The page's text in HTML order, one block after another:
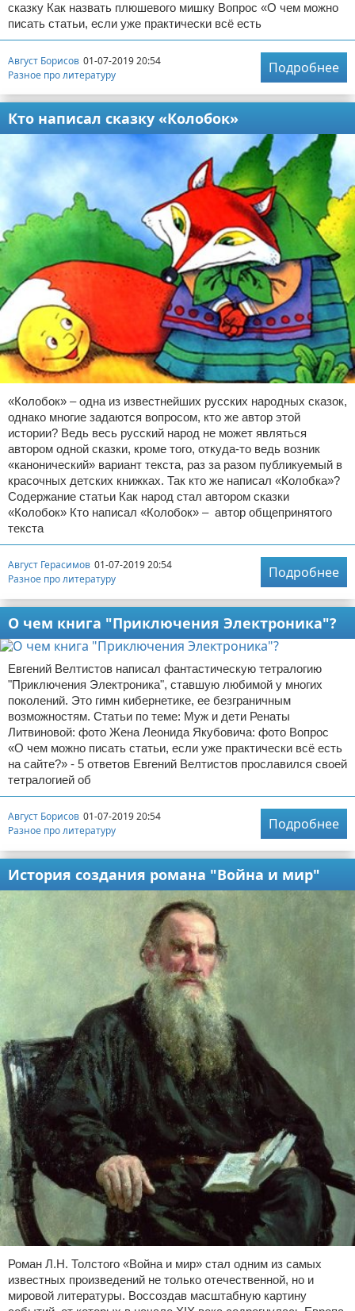
сказку Как назвать плюшевого мишку Вопрос «О чем можно
писать статьи, если уже практически всё есть
Август Борисов 01-07-2019 20:54
Разное про литературу
Подробнее
Кто написал сказку «Колобок»
«Колобок» – одна из известнейших русских народных сказок,
однако многие задаются вопросом, кто же автор этой
истории? Ведь весь русский народ не может являться
автором одной сказки, кроме того, откуда-то ведь возник
«канонический» вариант текста, раз за разом публикуемый в
красочных детских книжках. Так кто же написал «Колобка»?
Содержание статьи Как народ стал автором сказки
«Колобок» Кто написал «Колобок» – автор общепринятого
текста
Август Герасимов 01-07-2019 20:54
Разное про литературу
Подробнее
О чем книга "Приключения Электроника"?
Евгений Велтистов написал фантастическую тетралогию
"Приключения Электроника", ставшую любимой у многих
поколений. Это гимн кибернетике, ее безграничным
возможностям. Статьи по теме: Муж и дети Ренаты
Литвиновой: фото Жена Леонида Якубовича: фото Вопрос
«О чем можно писать статьи, если уже практически всё есть
на сайте?» - 5 ответов Евгений Велтистов прославился своей
тетралогией об
Август Борисов 01-07-2019 20:54
Разное про литературу
Подробнее
История создания романа "Война и мир"
Роман Л.Н. Толстого «Война и мир» стал одним из самых
известных произведений не только отечественной, но и
мировой литературы. Воссоздав масштабную картину